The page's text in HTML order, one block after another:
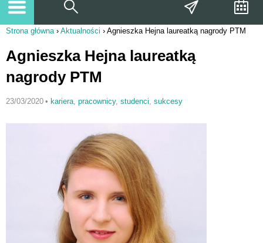
Strona główna› Aktualności › Agnieszka Hejna laureatką nagrody PTM
Agnieszka Hejna laureatką
nagrody PTM
23/03/2020 • kariera, pracownicy, studenci, sukcesy